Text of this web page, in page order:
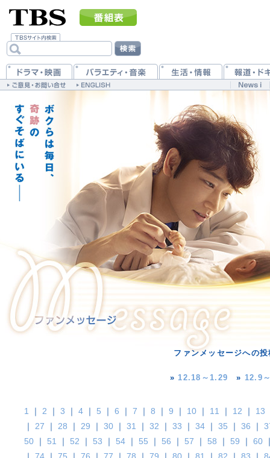
ファンメッセージへの
»12.18～1.29 » 12.9
1 ｜ 2 ｜ 3 ｜ 4 ｜ 5 ｜ 6 ｜ 7 ｜ 8 ｜ 9 ｜ 10 ｜ 11 ｜ 12 ｜ 13
｜ 27 ｜ 28 ｜ 29 ｜ 30 ｜ 31 ｜ 32 ｜ 33 ｜ 34 ｜ 35 ｜ 36 ｜
50 ｜ 51 ｜ 52 ｜ 53 ｜ 54 ｜ 55 ｜ 56 ｜ 57 ｜ 58 ｜ 59 ｜ 60